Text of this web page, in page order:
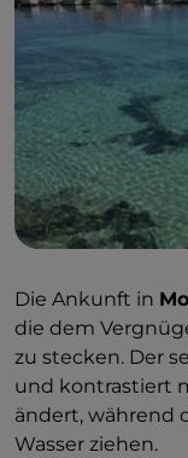
Die Ankunft in
die dem
zu stecken. Der
und kontrastiert
ändert, während
Wasser ziehen.